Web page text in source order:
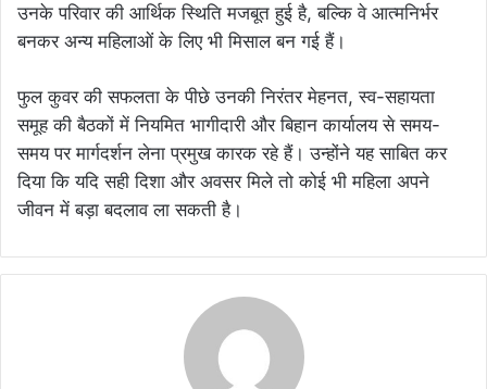
उनके परिवार की आर्थिक स्थिति मजबूत हुई है, बल्कि वे आत्मनिर्भर
बनकर अन्य महिलाओं के लिए भी मिसाल बन गई हैं।
फुल कुवर की सफलता के पीछे उनकी निरंतर मेहनत, स्व-सहायता
समूह की बैठकों में नियमित भागीदारी और बिहान कार्यालय से समय-
समय पर मार्गदर्शन लेना प्रमुख कारक रहे हैं। उन्होंने यह साबित कर
दिया कि यदि सही दिशा और अवसर मिले तो कोई भी महिला अपने
जीवन में बड़ा बदलाव ला सकती है।